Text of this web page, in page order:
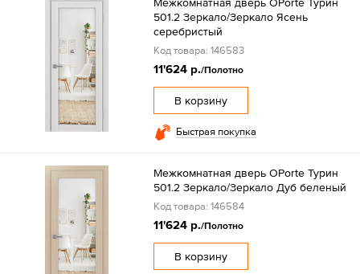
501.2 Зеркало/Зеркало Ясень
серебристый
Код товара: 146583
11'624 р./Полотно
В корзину
Быстрая покупка
Межкомнатная дверь OPorte Турин
501.2 Зеркало/Зеркало Дуб беленый
Код товара: 146584
11'624 р./Полотно
В корзину